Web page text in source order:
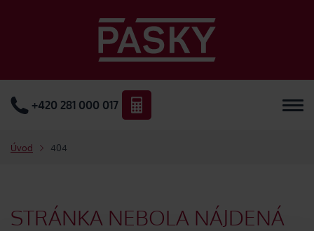
+420 281 000 017
Úvod 404
STRÁNKA NEBOLA NÁJDENÁ